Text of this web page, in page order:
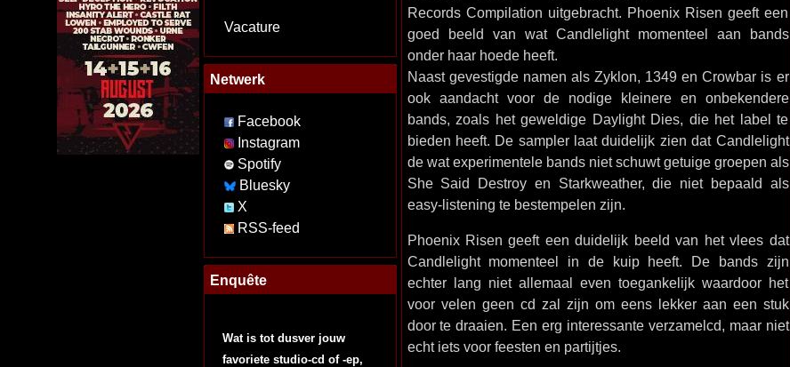
Vacature
Netwerk
Facebook
Instagram
Spotify
Bluesky
X
RSS-feed
Enquête
Wat is tot dusver jouw
favoriete studio-cd of -ep,
Records Compilation uitgebracht. Phoenix Risen geeft een
goed beeld van wat Candlelight momenteel aan bands
onder haar hoede heeft.
Naast gevestigde namen als Zyklon, 1349 en Crowbar is er
ook aandacht voor de nodige kleinere en onbekendere
bands, zoals het geweldige Daylight Dies, die het label te
bieden heeft. De sampler laat duidelijk zien dat Candlelight
de wat experimentele bands niet schuwt getuige groepen als
She Said Destroy en Starkweather, die niet bepaald als
easy-listening te bestempelen zijn.
Phoenix Risen geeft een duidelijk beeld van het vlees dat
Candlelight momenteel in de kuip heeft. De bands zijn
echter lang niet allemaal even toegankelijk waardoor het
voor velen geen cd zal zijn om eens lekker aan een stuk
door te draaien. Een erg interessante verzamelcd, maar niet
echt iets voor feesten en partijtjes.